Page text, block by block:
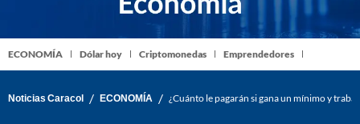
ECONOMÍA Dólar hoy Criptomonedas Emprendedores
Noticias Caracol / ECONOMÍA / ¿Cuánto le pagarán si gana un mínimo y